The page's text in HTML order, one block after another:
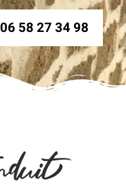
06 58 27 34 98